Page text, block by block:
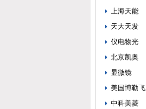
上海天能
天大天发
仪电物光
北京凯奥
显微镜
美国博勒飞
中科美菱